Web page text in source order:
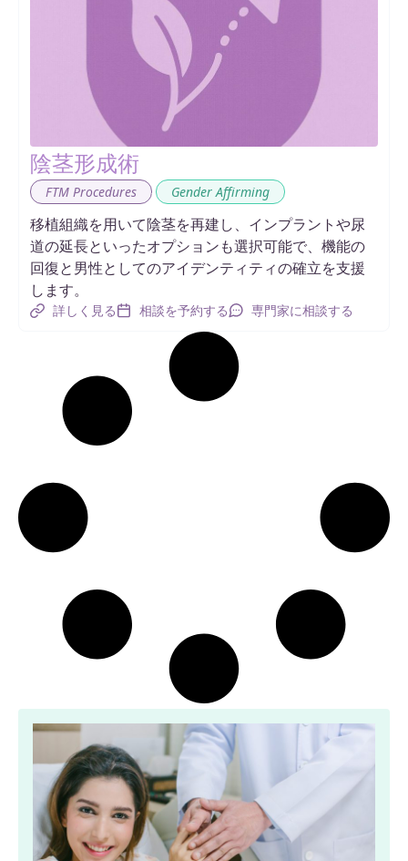
陰茎形成術
FTM Procedures Gender Affirming
移植組織を用いて陰茎を再建し、インプラントや尿
道の延長といったオプションも選択可能で、機能の
回復と男性としてのアイデンティティの確立を支援
します。
詳しく見る 相談を予約する 専門家に相談する